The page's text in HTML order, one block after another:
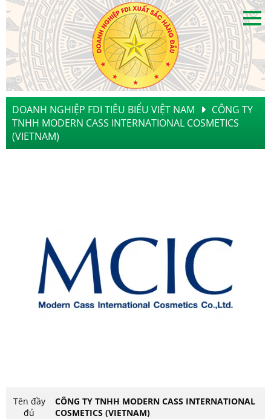
DOANH NGHIỆP FDI TIÊU BIỂU VIỆT NAM
CÔNG TY
TNHH MODERN CASS INTERNATIONAL COSMETICS
(VIETNAM)
Tên đầy
đủ
CÔNG TY TNHH MODERN CASS INTERNATIONAL
COSMETICS (VIETNAM)